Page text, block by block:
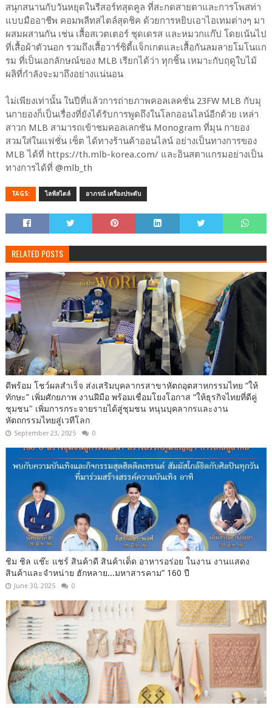
สนุกสนานกับวันหยุดในรีสอร์ทสุดคูล ที่สะกดสายตาและการโพสท่า
แบบมืออาชีพ คอมพลีทสไตล์สุดชิค ด้วยการหยิบเอาไอเทมต่างๆ มา
ผสมผสานกัน เช่น เสื้อสเวตเตอร์ ชุดเดรส และหมวกแก๊ป โดยเน้นไป
ที่เสื้อผ้าตัวนอก รวมถึงเสื้อวาร์ซิตี้แจ็กเกตและเสื้อกันลมลายโมโนแก
รม ที่เป็นเอกลักษณ์ของ MLB เรียกได้ว่า ทุกชิ้น เหมาะกับฤดูใบไม้
ผลิที่กำลังจะมาถึงอย่างแน่นอน
ไม่เพียงเท่านั้น ในปีที่แล้วการถ่ายภาพคอลเลคชั่น 23FW MLB กับมุ
นกายองก็เป็นเรื่องที่ยังได้รับการพูดถึงในโลกออนไลน์อีกด้วย เหล่า
สาวก MLB สามารถเข้าชมคอลเลกชัน Monogram ที่มุน กายอง
สวมใส่ในแฟชั่น เซ็ต ได้ทางร้านค้าออนไลน์ อย่างเป็นทางการของ
MLB ได้ที่ https://th.mlb-korea.com/ และอินสตาแกรมอย่างเป็น
ทางการได้ที่ @mlb_th
TAGS: ไลฟ์สไตล์ อาภรณ์ เครื่องประดับ
RELATED POSTS
ดีพร้อม โชว์ผลสำเร็จ ส่งเสริมบุคลากรสาขาหัตถอุตสาหกรรมไทย “ให้
ทักษะ” เพิ่มศักยภาพ งานฝีมือ พร้อมเชื่อมโยงโอกาส “ให้ธุรกิจไทยที่ดีคู่
ชุมชน" เพิ่มการกระจายรายได้สู่ชุมชน หนุนบุคลากรและงาน
หัตถกรรมไทยสู่เวทีโลก
September 23, 2025 0
ชิม ชิล แช๊ะ แชร์ สินค้าดี สินค้าเด็ด อาหารอร่อย ในงาน งานแสดง
สินค้าและจำหน่าย ฮักหลาย...มหาสารคาม” 160 ปี
June 30, 2025 0